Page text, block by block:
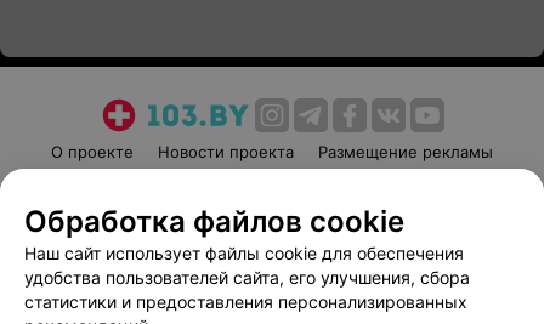
О проекте Новости проекта
Размещение рекламы
Пользовательское соглашение
Способы оплаты
Вакансии
Партнеры
Написать руководителю 103.by
Обработка файлов cookie
Наш сайт использует файлы cookie для обеспечения
удобства пользователей сайта, его улучшения, сбора
статистики и предоставления персонализированных